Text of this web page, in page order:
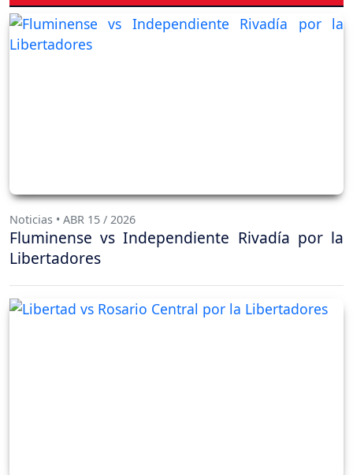
Noticias • ABR 15 / 2026
Fluminense vs Independiente Rivadía por la
Libertadores